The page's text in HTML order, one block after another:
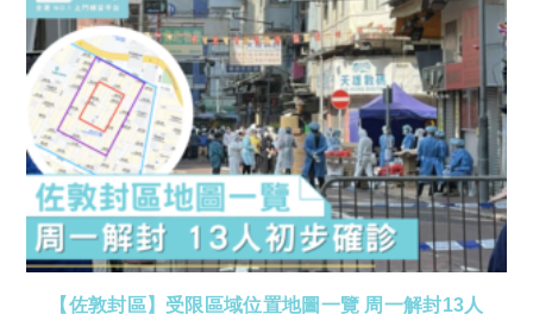
【佐敦封區】受限區域位置地圖一覽 周一解封13人